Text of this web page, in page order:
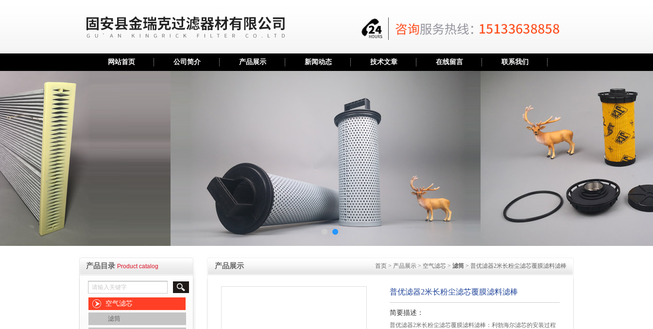
网站首页 公司简介 产品展示 新闻动态 技术文章 在线留言 联系我们
产品目录 Product catalog
空气滤芯
滤筒
产品展示 首页 > 产品展示 > 空气滤芯 > 滤筒 > 普优滤器2米长粉尘滤芯覆膜滤料滤棒
普优滤器2米长粉尘滤芯覆膜滤料滤棒
简要描述：
普优滤器2米长粉尘滤芯覆膜滤料滤棒：利勃海尔滤芯的安装过程